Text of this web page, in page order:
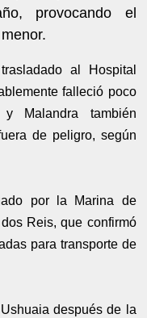
provocando el
al Hospital
falleció poco
Malandra también
de peligro, según
por la Marina de
Reis, que confirmó
para transporte de
después de la